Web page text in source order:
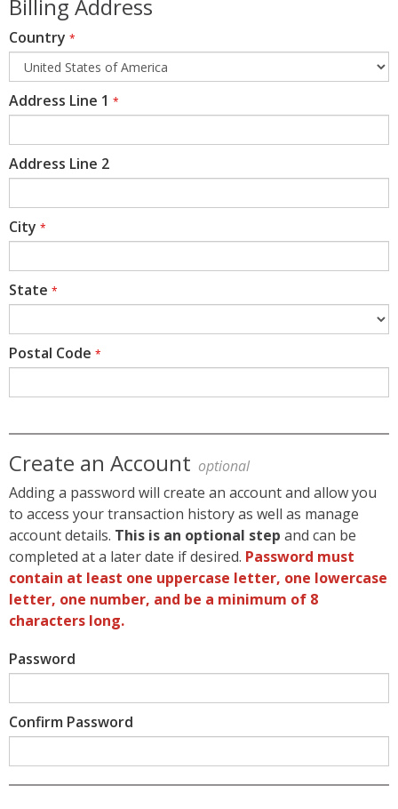
Billing Address
Country *
Address Line 1 *
Address Line 2
City *
State *
Postal Code *
Create an Account optional
Adding a password will create an account and allow you
to access your transaction history as well as manage
account details. This is an optional step and can be
completed at a later date if desired. Password must
contain at least one uppercase letter, one lowercase
letter, one number, and be a minimum of 8
characters long.
Password
Confirm Password